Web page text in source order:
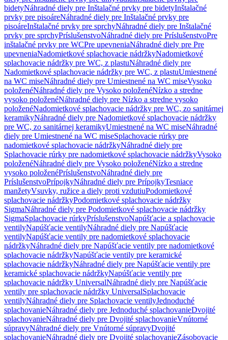
bidetyNáhradné diely pre Inštalačné prvky pre bidetyInštalačné
prvky pre pisoáreNáhradné diely pre Inštalačné prvky pre
pisoáreInštalačné prvky pre sprchyNáhradné diely pre Inštalačné
prvky pre sprchyPríslušenstvoNáhradné diely pre PríslušenstvoPre
inštalačné prvky pre WCPre upevneniaNáhradné diely pre Pre
upevneniaNadomietkové splachovacie nádržkyNadomietkové
splachovacie nádržky pre WC, z plastuNáhradné diely pre
Nadomietkové splachovacie nádržky pre WC, z plastuUmiestnené
na WC miseNáhradné diely pre Umiestnené na WC miseVysoko
položenéNáhradné diely pre Vysoko položenéNízko a stredne
vysoko položenéNáhradné diely pre Nízko a stredne vysoko
položenéNadomietkové splachovacie nádržky pre WC, zo sanitárnej
keramikyNáhradné diely pre Nadomietkové splachovacie nádržky
pre WC, zo sanitárnej keramikyUmiestnené na WC miseNáhradné
diely pre Umiestnené na WC miseSplachovacie rúrky pre
nadomietkové splachovacie nádržkyNáhradné diely pre
Splachovacie rúrky pre nadomietkové splachovacie nádržkyVysoko
položenéNáhradné diely pre Vysoko položenéNízko a stredne
vysoko položenéPríslušenstvoNáhradné diely pre
PríslušenstvoPrípojkyNáhradné diely pre PrípojkyTesniace
manžetyVsuvky, ružice a diely proti vzdutiuPodomietkové
splachovacie nádržkyPodomietkové splachovacie nádržky
SigmaNáhradné diely pre Podomietkové splachovacie nádržky
SigmaSplachovacie rúrkyPríslušenstvoNapúšťacie a splachovacie
ventilyNapúšťacie ventilyNáhradné diely pre Napúšťacie
ventilyNapúšťacie ventily pre nadomietkové splachovacie
nádržkyNáhradné diely pre Napúšťacie ventily pre nadomietkové
splachovacie nádržkyNapúšťacie ventily pre keramické
splachovacie nádržkyNáhradné diely pre Napúšťacie ventily pre
keramické splachovacie nádržkyNapúšťacie ventily pre
splachovacie nádržky UniversalNáhradné diely pre Napúšťacie
ventily pre splachovacie nádržky UniversalSplachovacie
ventilyNáhradné diely pre Splachovacie ventilyJednoduché
splachovanieNáhradné diely pre Jednoduché splachovanieDvojité
splachovanieNáhradné diely pre Dvojité splachovanieVnútorné
súpravyNáhradné diely pre Vnútorné súpravyDvojité
splachovanieNáhradné diely pre Dvojité splachovanieZásobovacie